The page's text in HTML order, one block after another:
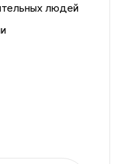
людей